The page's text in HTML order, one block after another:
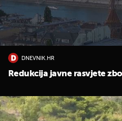
DNEVNIK.HR
Redukcija javne rasvjete